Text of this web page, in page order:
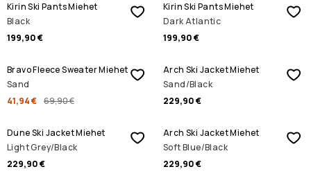
Kirin Ski Pants Miehet
Black
199,90 €
Kirin Ski Pants Miehet
Dark Atlantic
199,90 €
ALENNUSMYYNTI
Bravo Fleece Sweater Miehet
Sand
41,94 € 69,90 €
Arch Ski Jacket Miehet
Sand/Black
229,90 €
Dune Ski Jacket Miehet
Light Grey/Black
229,90 €
Arch Ski Jacket Miehet
Soft Blue/Black
229,90 €
ALENNUSMYYNTI